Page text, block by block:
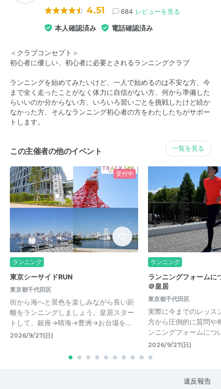
4.51 684 レビューを見る
本人確認済み 電話確認済み
＜クラブコンセプト＞
初心者に優しい、初心者に必要とされるランニングクラブ
ランニングを始めてみたいけど、一人で始めるのは不安な方、今
まで全く走ったことがなく体力に自信がない方、何から準備した
らいいのか分からない方、いろいろ習いごとを挑戦したけど続か
なかった方、そんなランニング初心者の方をわたしたちがサポー
トします。
この主催者の他のイベント 一覧を見る
受付中
ランニング
東京シーサイドRUN
東京都千代田区
街から海へと景色を楽しみながら長い距
離をランニングしましょう。皇居スター
トして、銀座→晴海→豊洲→お台場を…
2026/9/27(日)
ランニング
ランニングフォームに
＠皇居
東京都千代田区
実際に今までのレッス
方から圧倒的に質問や
ンニングフォームに
2026/9/27(日)
違反報告